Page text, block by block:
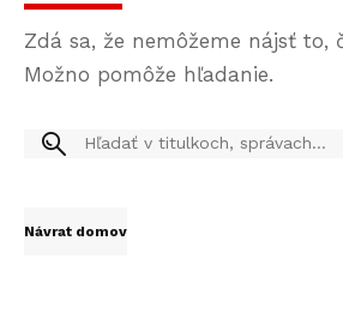
Zdá sa, že nemôžeme nájsť to,
Možno pomôže hľadanie.
Návrat domov